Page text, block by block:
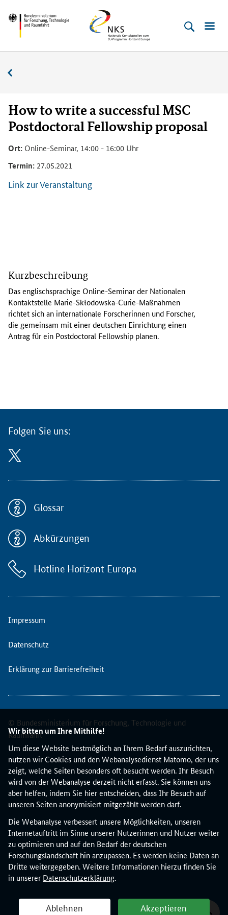
Wir bitten um Ihre Mithilfe!
Um diese Website bestmöglich an Ihrem Bedarf auszurichten,
nutzen wir Cookies und den Webanalysedienst Matomo, der uns
zeigt, welche Seiten besonders oft besucht werden. Ihr Besuch
wird von der Webanalyse derzeit nicht erfasst. Sie können uns
aber helfen, indem Sie hier entscheiden, dass Ihr Besuch auf
unseren Seiten anonymisiert mitgezählt werden darf.
Die Webanalyse verbessert unsere Möglichkeiten, unseren
Internetauftritt im Sinne unserer Nutzerinnen und Nutzer weiter
zu optimieren und auf den Bedarf der deutschen
Forschungslandschaft hin anzupassen. Es werden keine Daten an
Dritte weitergegeben. Weitere Informationen hierzu finden Sie
in unserer Datenschutzerklärung.
Ablehnen Akzeptieren
zum
Inhalt
(Eingabetaste)
zum
Hauptmenu
(Eingabetaste)
zur
Suche
(Eingabetaste)
zur
Fußleiste
(Enter)
Bundesministerium
Technologie
Raumfahrt
Horizont
Europa
How to write a successful MSC
Postdoctoral Fellowship proposal
Ort: Online-Seminar, 14:00 - 16:00 Uhr
Termin: 27.05.2021
Link zur Veranstaltung
s
e
n
g
l
i
c
h
i
g
O
l
i
e
S
e
i
a
e
N
t
i
o
n
a
l
e
n
K
o
n
t
a
k
t
s
t
Kurzbeschreibung
Das englischsprachige Online-Seminar der Nationalen
Kontaktstelle Marie-Skłodowska-Curie-Maßnahmen
richtet sich an internationale Forscherinnen und Forscher,
die gemeinsam mit einer deutschen Einrichtung einen
Antrag für ein Postdoctoral Fellowship planen.
Folgen Sie uns:
Glossar
Abkürzungen
Hotline Horizont Europa
Impressum
Datenschutz
Erklärung zur Barrierefreiheit
© Bundesministerium für Forschung, Technologie und
Raumfahrt